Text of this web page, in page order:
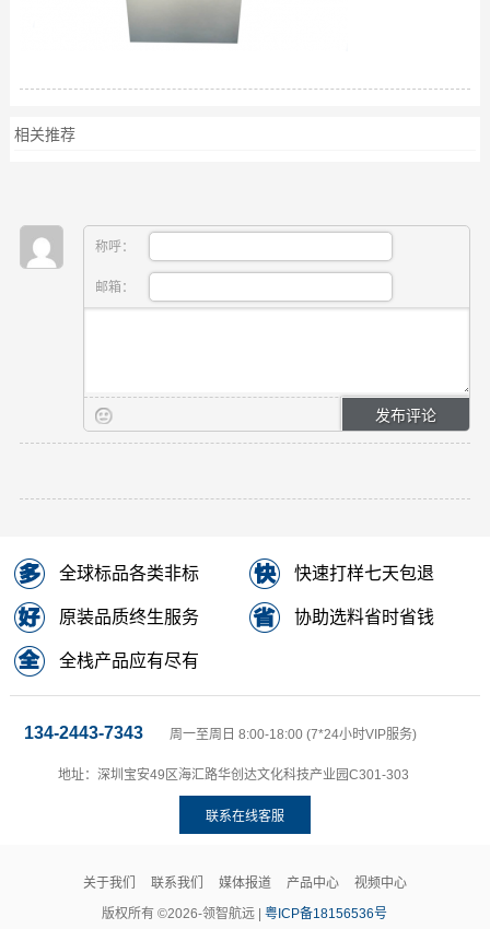
相关推荐
称呼：
邮箱：
全球标品各类非标 快速打样七天包退
原装品质终生服务 协助选料省时省钱
全栈产品应有尽有
134-2443-7343 周一至周日 8:00-18:00 (7*24小时VIP服务)
地址：深圳宝安49区海汇路华创达文化科技产业园C301-303
联系在线客服
关于我们 联系我们 媒体报道 产品中心
视频中心
版权所有 ©2026-领智航远 |粤ICP备18156536号